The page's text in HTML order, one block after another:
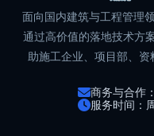
面向国内建筑与工程管理
通过高价值的落地技术方
助施工企业、项目部、
商务与合作
服务时间：